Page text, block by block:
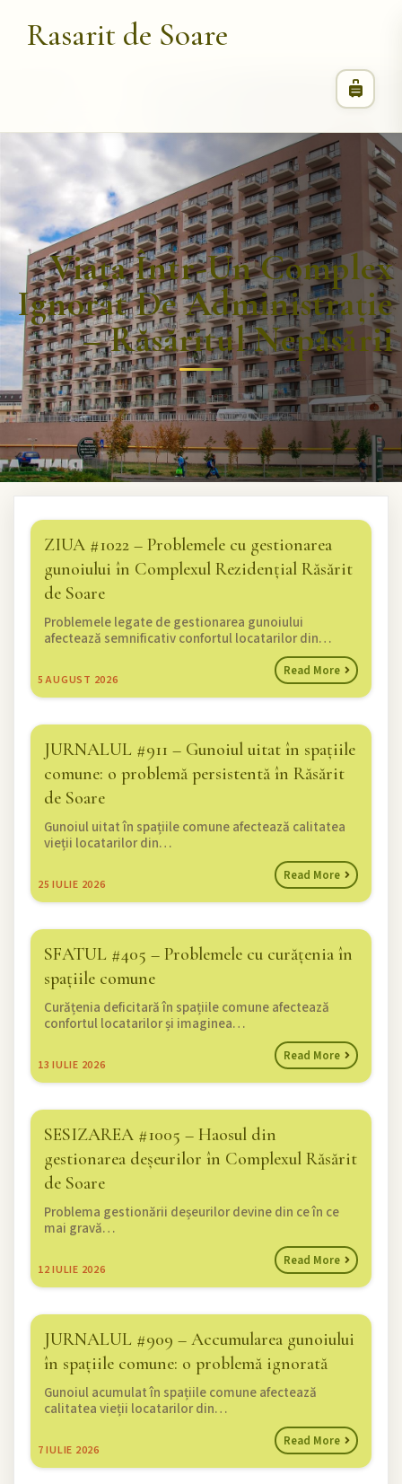
Rasarit de Soare
Viața Într-Un Complex
Ignorat De Administrație
– Răsăritul Nepăsării
ZIUA #1022 – Problemele cu gestionarea
gunoiului în Complexul Rezidențial Răsărit
de Soare
5 AUGUST 2026
Problemele legate de gestionarea gunoiului
afectează semnificativ confortul locatarilor din…
Read More
JURNALUL #911 – Gunoiul uitat în spațiile
comune: o problemă persistentă în Răsărit
de Soare
25 IULIE 2026
Gunoiul uitat în spațiile comune afectează calitatea
vieții locatarilor din…
Read More
SFATUL #405 – Problemele cu curățenia în
spațiile comune
13 IULIE 2026
Curățenia deficitară în spațiile comune afectează
confortul locatarilor și imaginea…
Read More
SESIZAREA #1005 – Haosul din
gestionarea deșeurilor în Complexul Răsărit
de Soare
12IULIE 2026
Problema gestionării deșeurilor devine din ce în ce
mai gravă…
Read More
JURNALUL #909 – Accumularea gunoiului
în spațiile comune: o problemă ignorată
7 IULIE 2026
Gunoiul acumulat în spațiile comune afectează
calitatea vieții locatarilor din…
Read More